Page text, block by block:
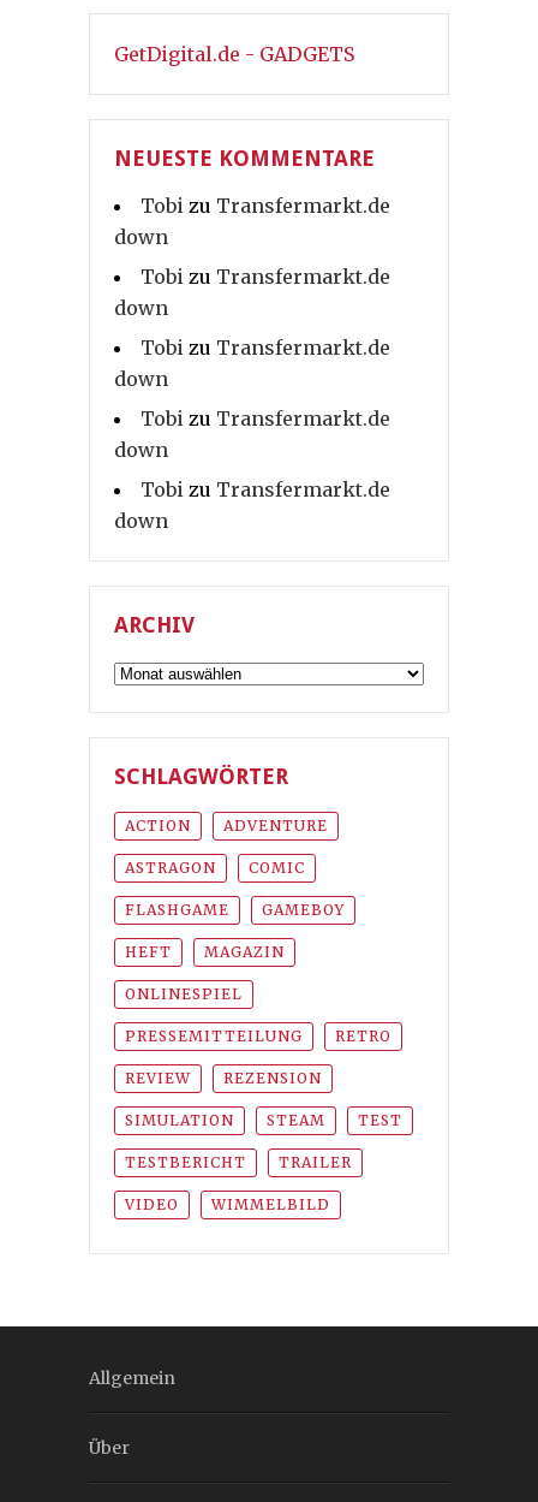
GetDigital.de - GADGETS
NEUESTE KOMMENTARE
Tobi zu Transfermarkt.de
down
Tobi zu Transfermarkt.de
down
Tobi zu Transfermarkt.de
down
Tobi zu Transfermarkt.de
down
Tobi zu Transfermarkt.de
down
ARCHIV
Archiv
SCHLAGWÖRTER
ACTION ADVENTURE
ASTRAGON COMIC
FLASHGAME GAMEBOY
HEFT MAGAZIN
ONLINESPIEL
PRESSEMITTEILUNG RETRO
REVIEW REZENSION
SIMULATION STEAM TEST
TESTBERICHT TRAILER
VIDEO WIMMELBILD
Allgemein
Über